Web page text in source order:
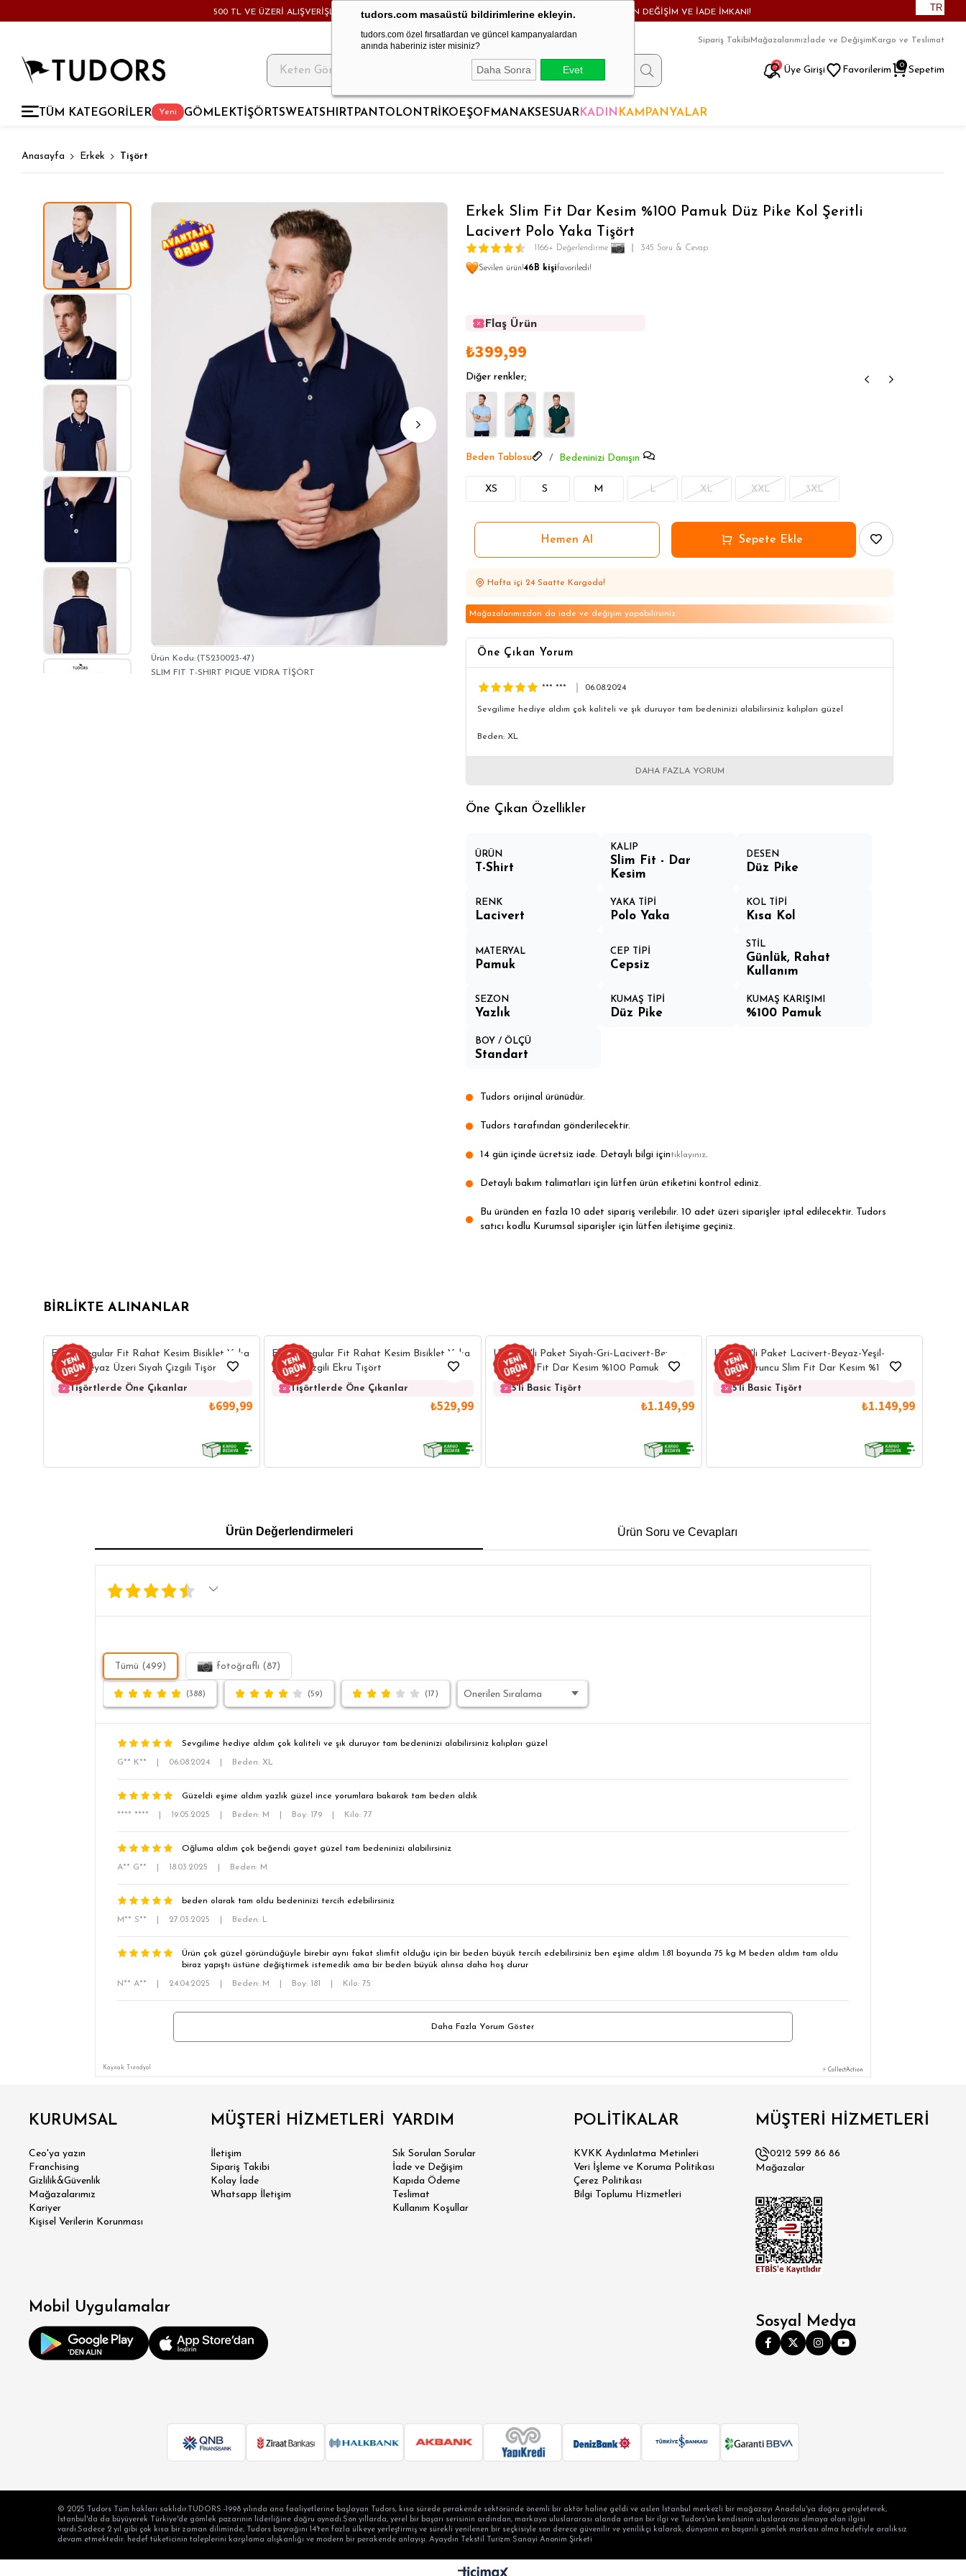
tudors.com masaüstü bildirimlerine ekleyin.
tudors.com özel fırsatlardan ve güncel kampanyalardan
anında haberiniz ister misiniz?
Daha Sonra Evet
500 TL VE ÜZERİ ALIŞVERİŞLERDE KARGO BEDAVA! - HAFTA İÇİ 24 SAATTE KARGODA! - MAĞAZADAN DEĞİŞİM VE İADE İMKANI! TR
9
Sipariş TakibiMağazalarımız İade ve Değişim Kargo ve Teslimat
Üye Girişi Favorilerim Sepetim
0
Yeni
TÜM KATEGORİLER GÖMLEK TİŞÖRT SWEATSHIRT PANTOLON TRİKO EŞOFMANAKSESUARKADIN KAMPANYALAR
Anasayfa Erkek Tişört
(TS230023-47)
SLIM FIT T-SHIRT PIQUE VIDRA TİŞÖRT
Erkek Slim Fit Dar Kesim %100 Pamuk Düz Pike Kol Şeritli
Lacivert Polo Yaka Tişört
1166+ Değerlendirme 345 Soru & Cevap
Sevilen ürün!46B kişifavoriledi!
Flaş Ürün
Flaş Ürün
Flaş Ürün
Flaş Ürün
₺399,99
Diğer renkler;
Beden Tablosu Bedeninizi Danışın
XS S M L XL XXL 3XL
Hafta içi 24 Saatte Kargoda!
Mağazalarımızdan da iade ve değişim yapabilirsiniz
Öne Çıkan Yorum
*** *** 06.08.2024
Sevgilime hediye aldım çok kaliteli ve şık duruyor tam bedeninizi alabilirsiniz kalıpları güzel
Beden: XL
DAHA FAZLA YORUM
Öne Çıkan Özellikler
ÜRÜN
T-Shirt
KALIP
Slim Fit - Dar
Kesim
DESEN
Düz Pike
RENK
Lacivert
YAKA TİPİ
Polo Yaka
KOL TİPİ
Kısa Kol
MATERYAL
Pamuk
CEP TİPİ
Cepsiz
STİL
Günlük, Rahat
Kullanım
SEZON
Yazlık
KUMAŞ TİPİ
Düz Pike
KUMAŞ KARIŞIMI
%100 Pamuk
BOY / ÖLÇÜ
Standart
Tudors orijinal ürünüdür.
Tudors tarafından gönderilecektir.
14 gün içinde ücretsiz iade. Detaylı bilgi içintıklayınız.
Detaylı bakım talimatları için lütfen ürün etiketini kontrol ediniz.
Bu üründen en fazla 10 adet sipariş verilebilir. 10 adet üzeri siparişler iptal edilecektir. Tudors
satıcı kodlu Kurumsal siparişler için lütfen iletişime geçiniz.
BIRLIKTE ALINANLAR
Erkek Regular Fit Rahat Kesim Bisiklet Yaka
Jakarlı Beyaz Üzeri Siyah Çizgili Tişört
Tişörtlerde Öne Çıkanlar
₺699,99
Erkek Regular Fit Rahat Kesim Bisiklet Yaka
Jakarlı Çizgili Ekru Tişört
Tişörtlerde Öne Çıkanlar
₺529,99
Unisex 5'li Paket Siyah-Gri-Lacivert-Beyaz-
Yeşil Slim Fit Dar Kesim %100 Pamuk Bisiklet
Yaka Tişört
5'li Basic Tişört
₺1.149,99
Unisex 5'li Paket Lacivert-Beyaz-Yeşil-
Bordo-Turuncu Slim Fit Dar Kesim %100
Pamuk Bisiklet Yaka Tişört
5'li Basic Tişört
₺1.149,99
Ürün Değerlendirmeleri Ürün Soru ve Cevapları
Tümü (499) fotoğraflı (87)
(388) (59) (17)
Sevgilime hediye aldım çok kaliteli ve şık duruyor tam bedeninizi alabilirsiniz kalıpları güzel
G** K** 06.08.2024 Beden: XL
Güzeldi eşime aldım yazlık güzel ince yorumlara bakarak tam beden aldık
**** **** 19.05.2025 Beden: M Boy: 179 Kilo: 77
Oğluma aldım çok beğendi gayet güzel tam bedeninizi alabilirsiniz
A** G** 18.03.2025 Beden: M
beden olarak tam oldu bedeninizi tercih edebilirsiniz
M** S** 27.03.2025 Beden: L
Ürün çok güzel göründüğüyle birebir aynı fakat slimfit olduğu için bir beden büyük tercih edebilirsiniz ben eşime aldım 1.81 boyunda 75 kg M beden aldım tam oldu
biraz yapıştı üstüne değiştirmek istemedik ama bir beden büyük alınsa daha hoş durur
N** A** 24.04.2025 Beden: M Boy: 181 Kilo: 75
Daha Fazla Yorum Göster
Kaynak: Trendyol ⚡ CollectAction
KURUMSAL
Ceo'ya yazın
Franchising
Gizlilik&Güvenlik
Mağazalarımız
Kariyer
Kişisel Verilerin Korunması
MÜŞTERİ HİZMETLERİ
İletişim
Sipariş Takibi
Kolay İade
Whatsapp İletişim
YARDIM
Sık Sorulan Sorular
İade ve Değişim
Kapıda Ödeme
Teslimat
Kullanım Koşullar
POLİTİKALAR
KVKK Aydınlatma Metinleri
Veri İşleme ve Koruma Politikası
Çerez Politikası
Bilgi Toplumu Hizmetleri
MÜŞTERİ HİZMETLERİ
0212 599 86 86
Mağazalar
Sosyal Medya
Mobil Uygulamalar
© 2025 Tudors Tüm hakları saklıdır.TUDORS -1998 yılında ana faaliyetlerine başlayan Tudors, kısa sürede perakende sektöründe önemli bir aktör haline geldi ve aslen İstanbul merkezli bir mağazayı Anadolu'ya doğru genişleterek,
İstanbul'da da büyüyerek Türkiye'de gömlek pazarının liderliğine doğru oynadı.Son yıllarda, yerel bir başarı serisinin ardından, markaya uluslararası alanda artan bir ilgi ve Tudors'un kendisinin uluslararası olmaya olan ilgisi
vardı.Sadece 2 yıl gibi çok kısa bir zaman diliminde, Tudors bayrağını 14'ten fazla ülkeye yerleştirmiş ve sürekli yenilenen bir seçkisiyle son derece güvenilir ve yenilikçi kalarak, dünyanın en başarılı gömlek markası olma hedefiyle aralıksız
devam etmektedir. hedef tüketicinin taleplerini karşılama alışkanlığı ve modern bir perakende anlayışı. Ayaydın Tekstil Turizm Sanayi Anonim Şirketi